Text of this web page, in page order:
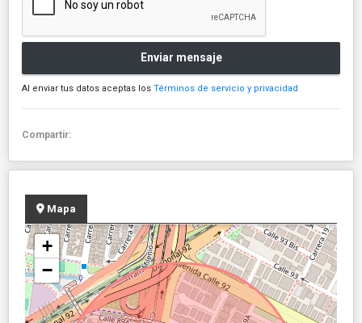
Enviar mensaje
Al enviar tus datos aceptas los Términos de servicio y privacidad
Compartir:
Mapa
+
−